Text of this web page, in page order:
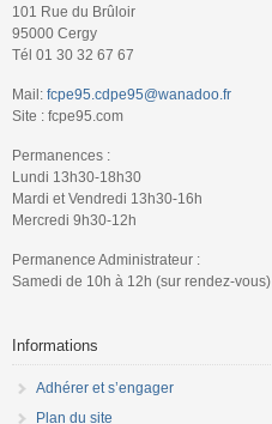
101 Rue du Brûloir
95000 Cergy
Tél 01 30 32 67 67
Mail: fcpe95.cdpe95@wanadoo.fr
Site : fcpe95.com
Permanences :
Lundi 13h30-18h30
Mardi et Vendredi 13h30-16h
Mercredi 9h30-12h
Permanence Administrateur :
Samedi de 10h à 12h (sur rendez-vous)
Informations
Adhérer et s’engager
Plan du site